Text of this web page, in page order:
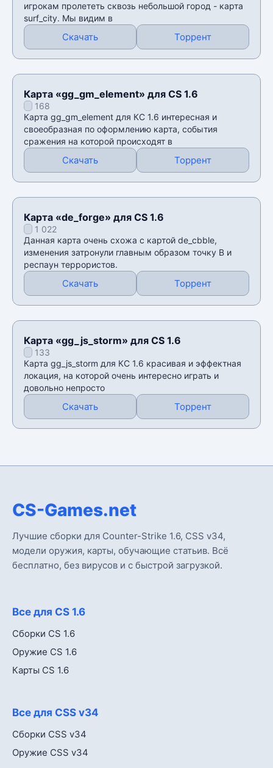
игрокам пролететь сквозь небольшой город - карта
surf_city. Мы видим в
Скачать Торрент
Карта «gg_gm_element» для CS 1.6
168
Карта gg_gm_element для КС 1.6 интересная и
своеобразная по оформлению карта, события
сражения на которой происходят в
Скачать Торрент
Карта «de_forge» для CS 1.6
1 022
Данная карта очень схожа с картой de_cbble,
изменения затронули главным образом точку В и
респаун террористов.
Скачать Торрент
Карта «gg_js_storm» для CS 1.6
133
Карта gg_js_storm для КС 1.6 красивая и эффектная
локация, на которой очень интересно играть и
довольно непросто
Скачать Торрент
CS-Games.net
Лучшие сборки для Counter-Strike 1.6, CSS v34,
модели оружия, карты, обучающие статьив. Всё
бесплатно, без вирусов и с быстрой загрузкой.
Все для CS 1.6
Сборки CS 1.6
Оружие CS 1.6
Карты CS 1.6
Все для CSS v34
Сборки CSS v34
Оружие CSS v34